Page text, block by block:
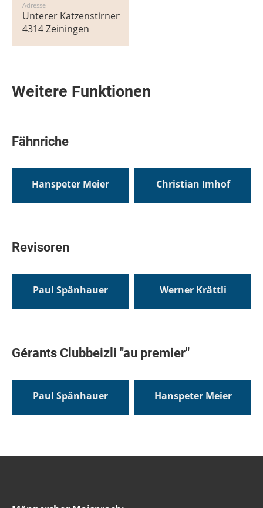
Adresse
Unterer Katzenstirnenweg 9
4314 Zeiningen
Weitere Funktionen
Fähnriche
Hanspeter Meier Christian Imhof
Revisoren
Paul Spänhauer Werner Krättli
Gérants Clubbeizli "au premier"
Paul Spänhauer Hanspeter Meier